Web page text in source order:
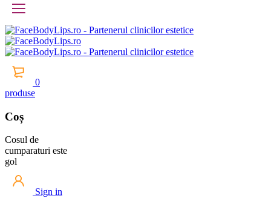
0
produse
Coș
Cosul de
cumparaturi este
gol
Sign in